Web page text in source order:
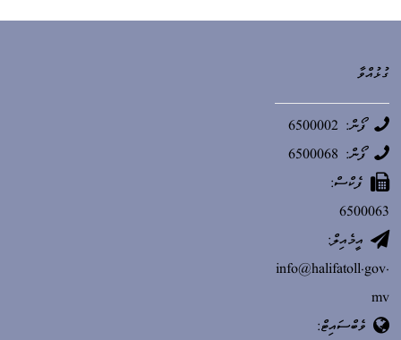
ގުޅުއްވާ
ފޯން: 6500002
ފޯން: 6500068
ފެކްސް:
6500063
އީމެއިލް:
info@halifatoll.gov.
mv
ވެބްސައިޓް: